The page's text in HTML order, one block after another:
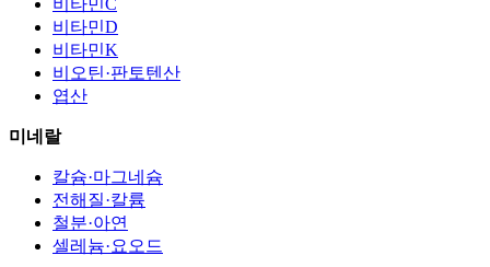
비타민D
비타민K
비오틴·판토텐산
엽산
미네랄
칼슘·마그네슘
전해질·칼륨
철분·아연
셀레늄·요오드